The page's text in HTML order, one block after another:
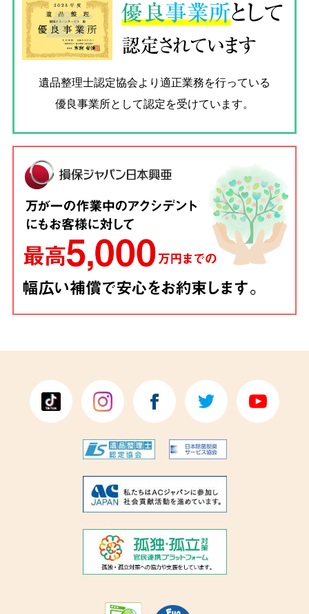
優良事業所として
認定されています
遺品整理士認定協会より適正業務を行っている
優良事業所として認定を受けています。